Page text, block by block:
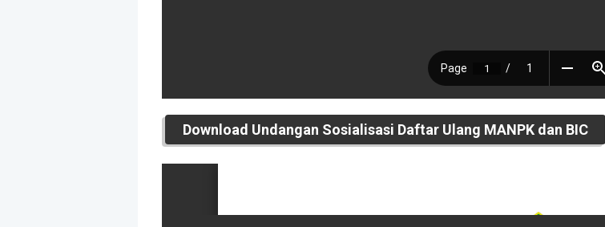
Download Undangan Sosialisasi Daftar Ulang MANPK dan BIC